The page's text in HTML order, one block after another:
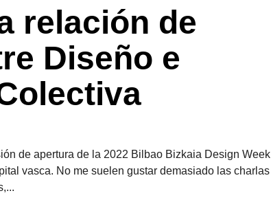
relación de
Diseño e
de apertura de la 2022 Bilbao Bizkaia Design Week
vasca. No me suelen gustar demasiado las charlas